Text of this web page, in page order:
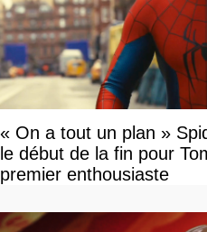
« On a tout un plan »
le début de la fin pour
premier enthousiaste